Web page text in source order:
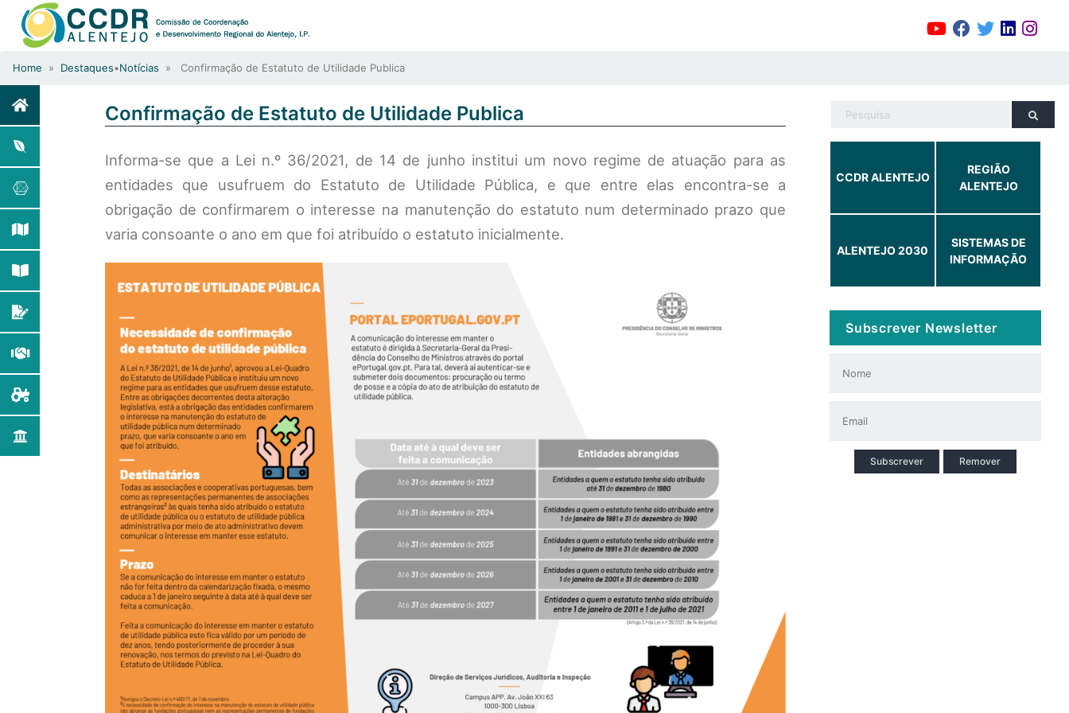
Home » Destaques•Notícias » Confirmação de Estatuto de Utilidade Publica
Confirmação de Estatuto de Utilidade Publica
Informa-se que a Lei n.º 36/2021, de 14 de junho institui um novo regime de atuação para as
entidades que usufruem do Estatuto de Utilidade Pública, e que entre elas encontra-se a
obrigação de confirmarem o interesse na manutenção do estatuto num determinado prazo que
varia consoante o ano em que foi atribuído o estatuto inicialmente.
CCDR ALENTEJO
REGIÃO
ALENTEJO
ALENTEJO 2030
SISTEMAS DE
INFORMAÇÃO
Subscrever Newsletter
Subscrever Remover